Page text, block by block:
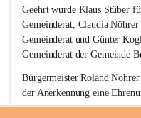
M
a
g
d
a
l
e
n
a
Geehrt wurde Klaus Stüber
Gemeinderat, Claudia Nöhrer
Gemeinderat und Günter
Gemeinderat der Gemeinde
Bürgermeister Roland
der Anerkennung eine
Bezirkshauptfrau Mag.